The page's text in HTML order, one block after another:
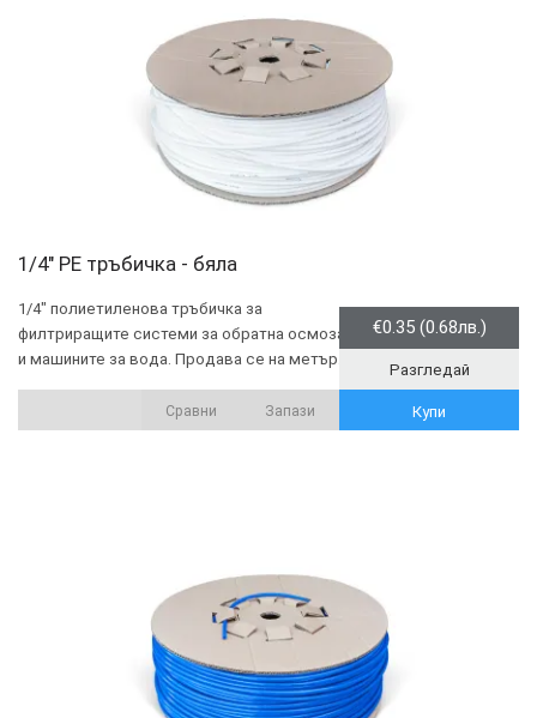
1/4" PE тръбичка - бяла
1/4" полиетиленова тръбичка за
филтриращите системи за обратна осмоза
и машините за вода. Продава се на метър.
€0.35 (0.68лв.)
Разгледай
Купи
Запази
Сравни